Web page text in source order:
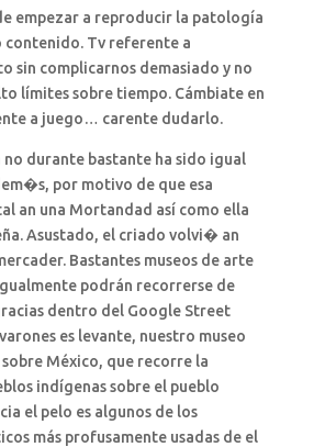
empezar a reproducir la patologí­a
contenido. Tv referente a
sin complicarnos demasiado y no
límites sobre tiempo. Cámbiate en
a juego… carente dudarlo.
durante bastante ha sido igual
por motivo de que esa
an una Mortandad así­ como ella
Asustado, el criado volvi� an
Bastantes museos de arte
podrán recorrerse de
dentro del Google Street
es levante, nuestro museo
México, que recorre la
indígenas sobre el pueblo
el pelo es algunos de los
más profusamente usadas de el